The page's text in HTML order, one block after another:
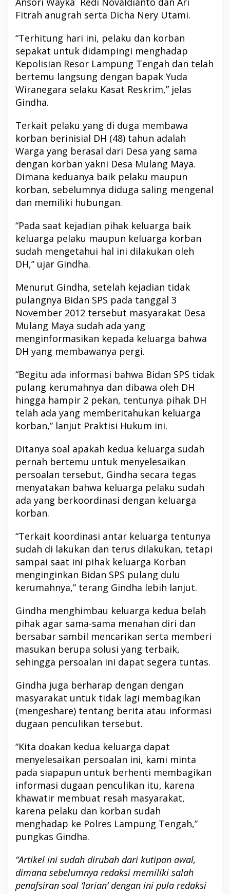
Fitrah anugrah serta Dicha Nery Utami.
“Terhitung hari ini, pelaku dan korban
sepakat untuk didampingi menghadap
Kepolisian Resor Lampung Tengah dan telah
bertemu langsung dengan bapak Yuda
Wiranegara selaku Kasat Reskrim,” jelas
Gindha.
Terkait pelaku yang di duga membawa
korban berinisial DH (48) tahun adalah
Warga yang berasal dari Desa yang sama
dengan korban yakni Desa Mulang Maya.
Dimana keduanya baik pelaku maupun
korban, sebelumnya diduga saling mengenal
dan memiliki hubungan.
“Pada saat kejadian pihak keluarga baik
keluarga pelaku maupun keluarga korban
sudah mengetahui hal ini dilakukan oleh
DH,” ujar Gindha.
Menurut Gindha, setelah kejadian tidak
pulangnya Bidan SPS pada tanggal 3
November 2012 tersebut masyarakat Desa
Mulang Maya sudah ada yang
menginformasikan kepada keluarga bahwa
DH yang membawanya pergi.
“Begitu ada informasi bahwa Bidan SPS tidak
pulang kerumahnya dan dibawa oleh DH
hingga hampir 2 pekan, tentunya pihak DH
telah ada yang memberitahukan keluarga
korban,” lanjut Praktisi Hukum ini.
Ditanya soal apakah kedua keluarga sudah
pernah bertemu untuk menyelesaikan
persoalan tersebut, Gindha secara tegas
menyatakan bahwa keluarga pelaku sudah
ada yang berkoordinasi dengan keluarga
korban.
“Terkait koordinasi antar keluarga tentunya
sudah di lakukan dan terus dilakukan, tetapi
sampai saat ini pihak keluarga Korban
menginginkan Bidan SPS pulang dulu
kerumahnya,” terang Gindha lebih lanjut.
Gindha menghimbau keluarga kedua belah
pihak agar sama-sama menahan diri dan
bersabar sambil mencarikan serta memberi
masukan berupa solusi yang terbaik,
sehingga persoalan ini dapat segera tuntas.
Gindha juga berharap dengan dengan
masyarakat untuk tidak lagi membagikan
(mengeshare) tentang berita atau informasi
dugaan penculikan tersebut.
“Kita doakan kedua keluarga dapat
menyelesaikan persoalan ini, kami minta
pada siapapun untuk berhenti membagikan
informasi dugaan penculikan itu, karena
khawatir membuat resah masyarakat,
karena pelaku dan korban sudah
menghadap ke Polres Lampung Tengah,”
pungkas Gindha.
“Artikel ini sudah dirubah dari kutipan awal,
dimana sebelumnya redaksi memiliki salah
penafsiran soal ‘larian’ dengan ini pula redaksi